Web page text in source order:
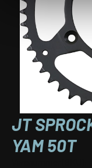
JT
YAM 50T